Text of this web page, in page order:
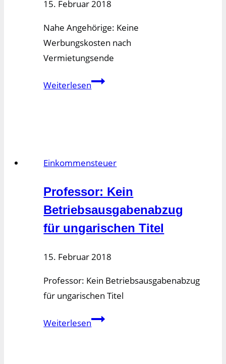
15. Februar 2018
Nahe Angehörige: Keine
Werbungskosten nach
Vermietungsende
WeiterlesenNahe
Einkommensteuer
Professor: Kein
Betriebsausgabenabzug
für ungarischen Titel
15. Februar 2018
Professor: Kein Betriebsausgabenabzug
für ungarischen Titel
WeiterlesenProfessor: